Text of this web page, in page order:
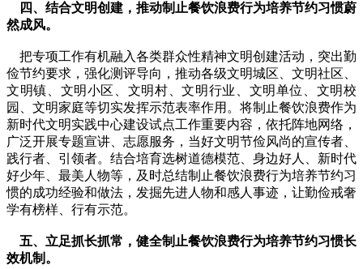
四、结合文明创建，推动制止餐饮浪费行为培养节约习惯蔚
然成风。
把专项工作有机融入各类群众性精神文明创建活动，突出勤
俭节约要求，强化测评导向，推动各级文明城区、文明社区、
文明镇、文明小区、文明村、文明行业、文明单位、文明校
园、文明家庭等切实发挥示范表率作用。将制止餐饮浪费作为
新时代文明实践中心建设试点工作重要内容，依托阵地网络，
广泛开展专题宣讲、志愿服务，当好文明节俭风尚的宣传者、
践行者、引领者。结合培育选树道德模范、身边好人、新时代
好少年、最美人物等，及时总结制止餐饮浪费行为培养节约习
惯的成功经验和做法，发掘先进人物和感人事迹，让勤俭戒奢
学有榜样、行有示范。
五、立足抓长抓常，健全制止餐饮浪费行为培养节约习惯长
效机制。